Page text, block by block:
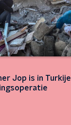
Jop is in Turkije